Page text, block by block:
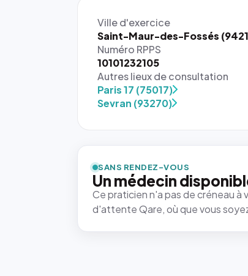
Ville d'exercice
Saint-Maur-des-Fossés
Numéro RPPS
10101232105
Autres lieux de consultation
Paris 17 (75017)
Sevran (93270)
SANS RENDEZ-VOUS
Un médecin
Ce praticien n'a pas de créneau à
d'attente Qare, où que vous